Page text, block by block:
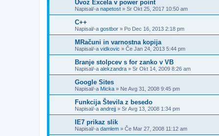
Uvoz Excela v power point
Napisal/-a napetost » Sr Okt 25, 2017 10:50 am
C++
Napisal/-a gostbor » Po Dec 16, 2013 2:18 pm
MRačuni in varnostna kopija
Napisal/-a vidkovic » Če Jan 24, 2013 5:44 pm
Branje stolpcev s for zanko v VB
Napisal/-a alekzandra » Sr Okt 14, 2009 8:26 am
Google Sites
Napisal/-a Micka » Ne Avg 31, 2008 9:45 pm
Funkcija Števila z besedo
Napisal/-a andrejj » Sr Avg 13, 2008 1:34 pm
IE7 prikaz slik
Napisal/-a damlem » Če Mar 27, 2008 11:12 am